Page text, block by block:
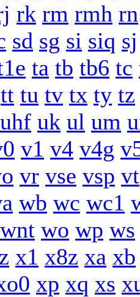
rk rm rmh rn
sd sg si siq sj
ta tb tb6 tc
tt tu tv tx ty tz
uhf uk ul um
v1 v4 v4g
vr vse vsp vt
wb wc wc1
wnt wo wp ws
x1 x8z xa xb
xp xq xs